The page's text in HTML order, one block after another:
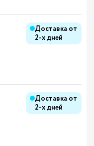
Доставка от
2-х дней
Доставка от
2-х дней